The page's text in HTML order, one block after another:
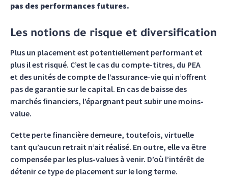
pas des performances futures.
Les notions de risque et diversification
Plus un placement est potentiellement performant et
plus il est risqué. C’est le cas du compte-titres, du PEA
et des unités de compte de l’assurance-vie qui n’offrent
pas de garantie sur le capital. En cas de baisse des
marchés financiers, l’épargnant peut subir une moins-
value.
Cette perte financière demeure, toutefois, virtuelle
tant qu’aucun retrait n’ait réalisé. En outre, elle va être
compensée par les plus-values à venir. D’où l’intérêt de
détenir ce type de placement sur le long terme.